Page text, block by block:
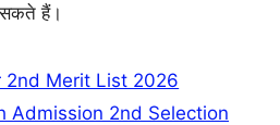
हैं।
2nd Merit List 2026
Admission 2nd Selection